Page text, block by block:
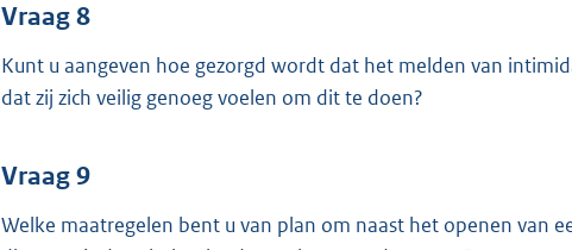
Vraag 8
Kunt u aangeven hoe gezorgd wordt dat het melden van
dat zij zich veilig genoeg voelen om dit te doen?
Vraag 9
Welke maatregelen bent u van plan om naast het openen van